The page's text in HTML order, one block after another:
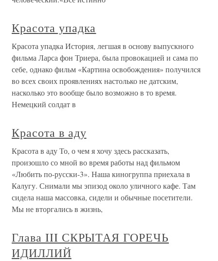
Красота упадка
Красота упадка История, легшая в основу выпускного
фильма Ларса фон Триера, была провокацией и сама по
себе, однако фильм «Картина освобождения» получился
во всех своих проявлениях настолько не датским,
насколько это вообще было возможно в то время.
Немецкий солдат в
Красота в аду
Красота в аду То, о чем я хочу здесь рассказать,
произошло со мной во время работы над фильмом
«Любить по-русски-3». Наша киногруппа приехала в
Калугу. Снимали мы эпизод около уличного кафе. Там
сидела наша массовка, сидели и обычные посетители.
Мы не вторгались в жизнь,
Глава III СКРЫТАЯ ГОРЕЧЬ
ИДИЛЛИЙ